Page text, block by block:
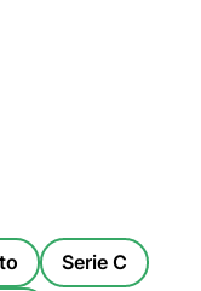
Serie C